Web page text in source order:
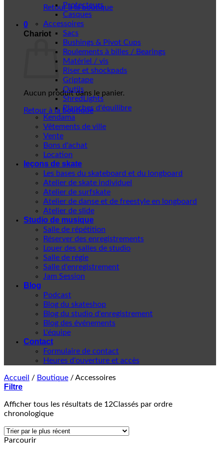
Retour à la boutique
0
Chariot
Aucun produit dans le panier.
Retour à la boutique
Protecteurs
Casques
Accessoires
Sacs
Bushings & Pivot Cups
Roulements à billes / Bearings
Matériel / vis
Riser et shockpads
Griptape
Outils
ShredLights
Planches d'équilibre
Kendama
Vêtements de ville
Vente
Bons d'achat
Location
leçons de skate
Les bases du skateboard et du longboard
Atelier de skate individuel
Atelier de surfskate
Atelier de danse et de freestyle en longboard
Atelier de slide
Studio de musique
Salle de répétition
Réserver des enregistrements
Louer des salles de studio
Salle de régie
Salle d'enregistrement
Jam Session
Blog
Podcast
Blog du skateshop
Blog du studio d'enregistrement
Blog des événements
L'équipe
Contact
Formulaire de contact
Heures d'ouverture et accès
Accueil / Boutique /Accessoires
Filtre
Afficher tous les résultats de 12Classés par ordre
chronologique
Parcourir